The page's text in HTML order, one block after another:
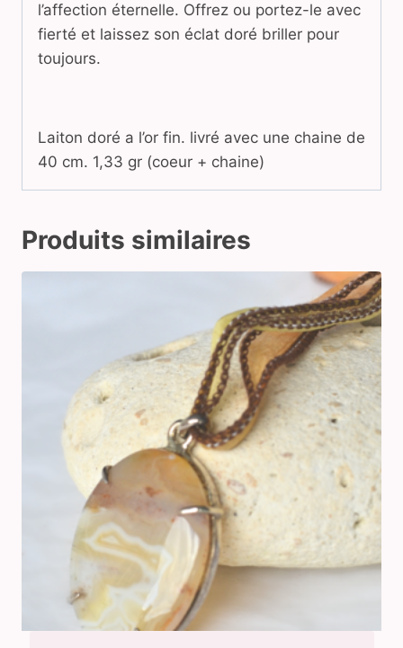
l’affection éternelle. Offrez ou portez-le avec
fierté et laissez son éclat doré briller pour
toujours.
Laiton doré a l’or fin. livré avec une chaine de
40 cm. 1,33 gr (coeur + chaine)
Produits similaires